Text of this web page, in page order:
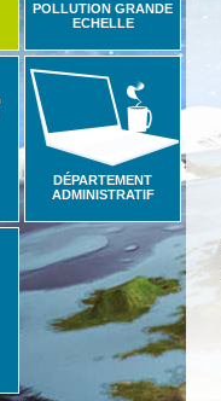
POLLUTION GRANDE
ECHELLE
DÉPARTEMENT
ADMINISTRATIF